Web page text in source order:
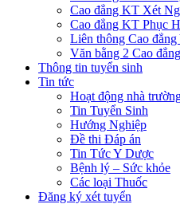
Cao đẳng KT Xét
Cao đẳng KT Phục
Liên thông Cao
Văn bằng 2 Cao
Thông tin tuyển sinh
Tin tức
Hoạt động nhà
Tin Tuyển Sinh
Hướng Nghiệp
Đề thi Đáp án
Tin Tức Y Dược
Bệnh lý – Sức khỏe
Các loại Thuốc
Đăng ký xét tuyển